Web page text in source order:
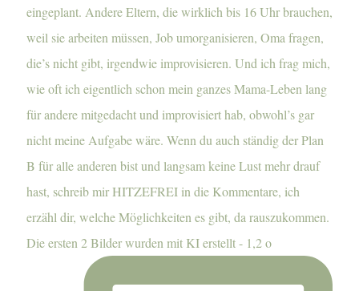
Die ersten 2 Bilder wurden mit KI erstellt - 1,2 o